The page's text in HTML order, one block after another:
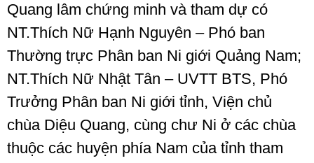
Quang lâm chứng minh và tham dự có
NT.Thích Nữ Hạnh Nguyên – Phó ban
Thường trực Phân ban Ni giới Quảng Nam;
NT.Thích Nữ Nhật Tân – UVTT BTS, Phó
Trưởng Phân ban Ni giới tỉnh, Viện chủ
chùa Diệu Quang, cùng chư Ni ở các chùa
thuộc các huyện phía Nam của tỉnh tham